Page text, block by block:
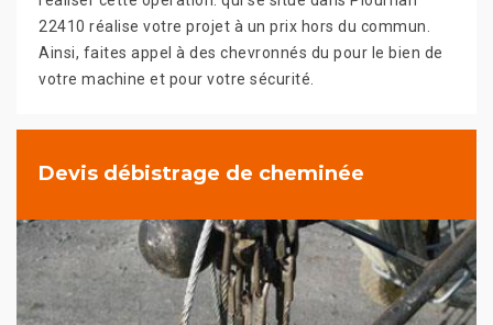
22410 réalise votre projet à un prix hors du commun.
Ainsi, faites appel à des chevronnés du pour le bien de
votre machine et pour votre sécurité.
Devis débistrage de cheminée